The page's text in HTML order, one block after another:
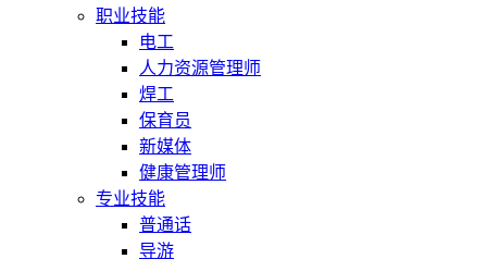
职业技能
电工
人力资源管理师
焊工
保育员
新媒体
健康管理师
专业技能
普通话
导游